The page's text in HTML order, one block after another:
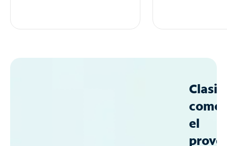
como
el